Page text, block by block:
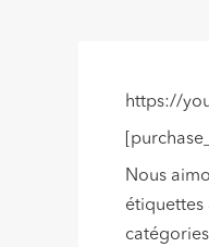
https://
Nous
étiquettes